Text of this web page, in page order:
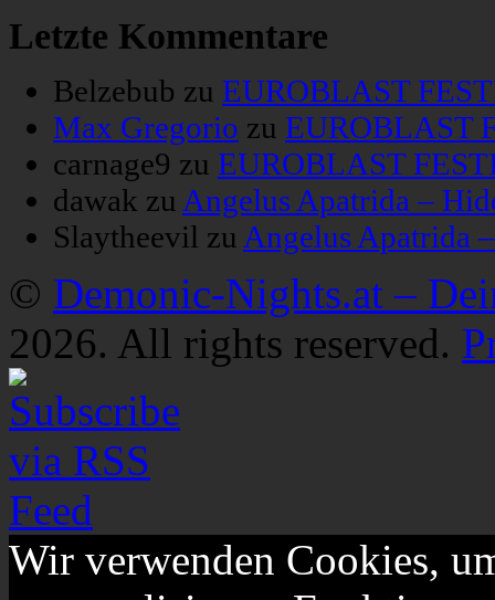
Letzte Kommentare
Belzebub zu EUROBLAST
Max Gregorio zu EUROBLAST
carnage9 zu EUROBLAST
dawak zu Angelus Apatrida –
Slaytheevil zu Angelus Apatrida
© Demonic-Nights.at –
2026. All rights reserved.
Wir verwenden Cookies,